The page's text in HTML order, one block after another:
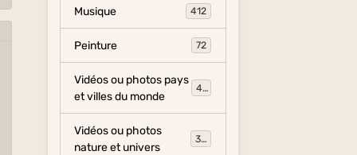
Musique 412
Peinture 72
Vidéos ou photos pays
et villes du monde
454
Vidéos ou photos
nature et univers
325